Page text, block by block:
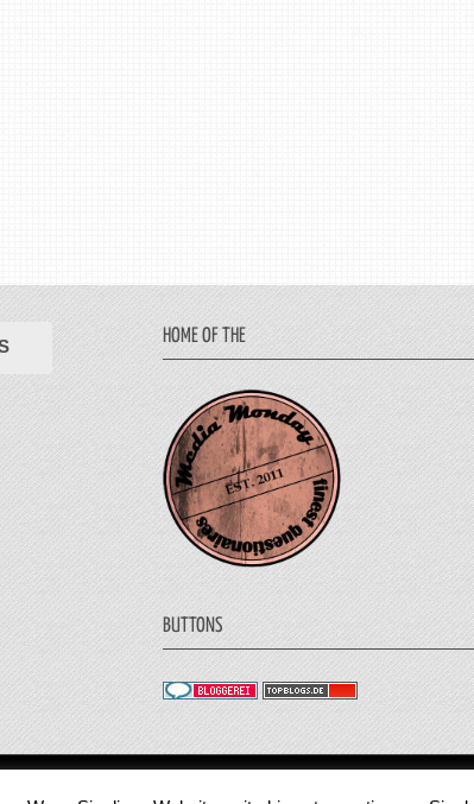
HOME OF THE
BUTTONS
© 2011 - 2018 Medienjournal. Alle